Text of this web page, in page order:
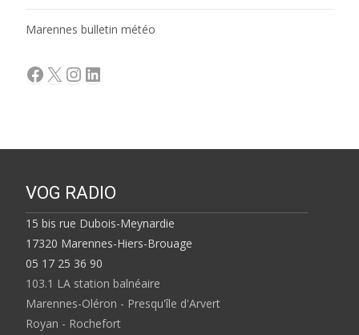
Marennes bulletin météo
Facebook
X Instagram
LinkedIn
VOG RADIO
15 bis rue Dubois-Meynardie
17320 Marennes-Hiers-Brouage
05 17 25 36 90
103.1 LA station balnéaire
Marennes-Oléron - Presqu'île d'Arvert
Royan - Rochefort